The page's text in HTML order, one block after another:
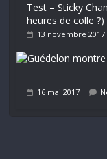
Test – Sticky
heures de colle ?)
13 novembre 2017
16 mai 2017